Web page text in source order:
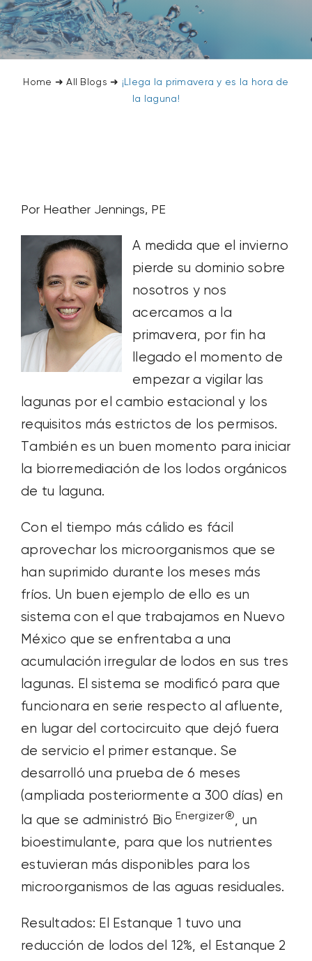
SOBRE NOSOTROS
Home ➜All Blogs ➜ ¡Llega la primavera y es la hora de
la laguna!
Por Heather Jennings, PE
A medida que el invierno
pierde su dominio sobre
nosotros y nos
acercamos a la
primavera, por fin ha
llegado el momento de
empezar a vigilar las
lagunas por el cambio estacional y los
requisitos más estrictos de los permisos.
También es un buen momento para iniciar
la biorremediación de los lodos orgánicos
de tu laguna.
Con el tiempo más cálido es fácil
aprovechar los microorganismos que se
han suprimido durante los meses más
fríos. Un buen ejemplo de ello es un
sistema con el que trabajamos en Nuevo
México que se enfrentaba a una
acumulación irregular de lodos en sus tres
lagunas. El sistema se modificó para que
funcionara en serie respecto al afluente,
en lugar del cortocircuito que dejó fuera
de servicio el primer estanque. Se
desarrolló una prueba de 6 meses
(ampliada posteriormente a 300 días) en
la que se administró BioEnergizer®, un
bioestimulante, para que los nutrientes
estuvieran más disponibles para los
microorganismos de las aguas residuales.
Resultados: El Estanque 1 tuvo una
reducción de lodos del 12%, el Estanque 2